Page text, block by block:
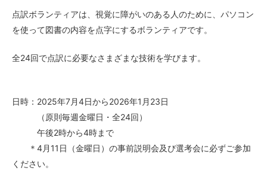
点訳ボランティアは、視覚に障がいのある人のために、パソコン
を使って図書の内容を点字にするボランティアです。
全24回で点訳に必要なさまざまな技術を学びます。
日時：2025年7月4日から2026年1月23日
（原則毎週金曜日・全24回）
午後2時から4時まで
＊4月11日（金曜日）の事前説明会及び選考会に必ずご参加
ください。